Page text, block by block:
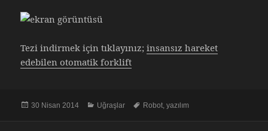
Tezi indirmek için tıklayınız;insansız hareket
edebilen otomatik forklift
Yayın
30 Nisan 2014 Kategoriler
Uğraşlar Etiketler
Robot ,yazılım